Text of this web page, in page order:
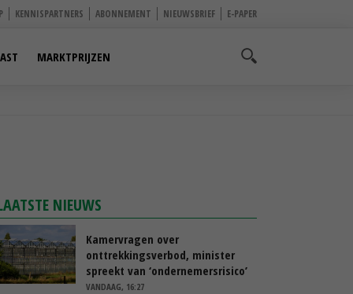
KENNISPARTNERS ABONNEMENT NIEUWSBRIEF E-PAPER
MARKTPRIJZEN
NIEUWS
Kamervragen over
onttrekkingsverbod, minister
spreekt van ‘ondernemersrisico’
VANDAAG, 16:27